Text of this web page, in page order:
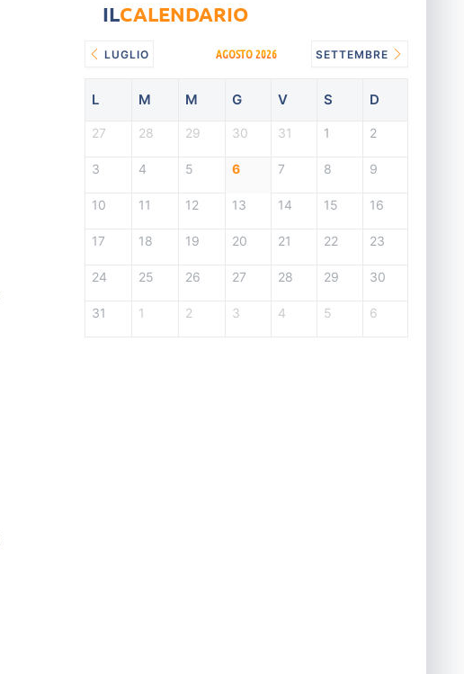
ILCALENDARIO
LUGLIO AGOSTO 2026 SETTEMBRE
L M M G V S D
27 28 29 30 31 1 2
3 4 5 6 7 8 9
10 11 12 13 14 15 16
17 18 19 20 21 22 23
24 25 26 27 28 29 30
31 1 2 3 4 5 6